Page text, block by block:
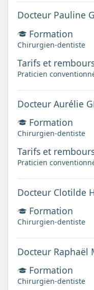
Docteur Pauline
Formation
Chirurgien-dentiste
Tarifs et
Praticien
Docteur Aurélie
Formation
Chirurgien-dentiste
Tarifs et
Praticien
Docteur Clotilde
Formation
Chirurgien-dentiste
Docteur Raphaël
Formation
Chirurgien-dentiste